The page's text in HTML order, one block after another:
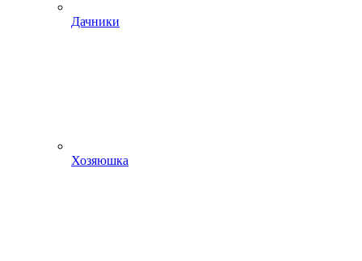
Дачники
Хозяюшка